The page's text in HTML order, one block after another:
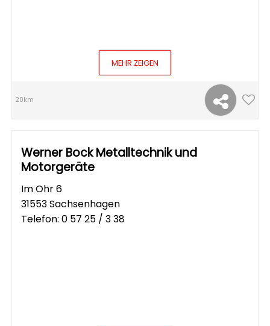
MEHR ZEIGEN
20km
Werner Bock Metalltechnik und
Motorgeräte
Im Ohr 6
31553 Sachsenhagen
Telefon: 0 57 25 / 3 38